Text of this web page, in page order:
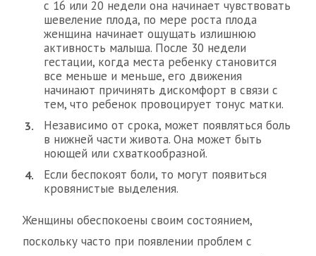
с 16 или 20 недели она начинает чувствовать
шевеление плода, по мере роста плода
женщина начинает ощущать излишнюю
активность малыша. После 30 недели
гестации, когда места ребенку становится
все меньше и меньше, его движения
начинают причинять дискомфорт в связи с
тем, что ребенок провоцирует тонус матки.
Независимо от срока, может появляться боль
в нижней части живота. Она может быть
ноющей или схваткообразной.
Если беспокоят боли, то могут появиться
кровянистые выделения.
Женщины обеспокоены своим состоянием,
поскольку часто при появлении проблем с